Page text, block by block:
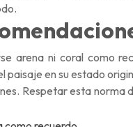
arena ni coral como
paisaje en su estado
Respetar esta norma